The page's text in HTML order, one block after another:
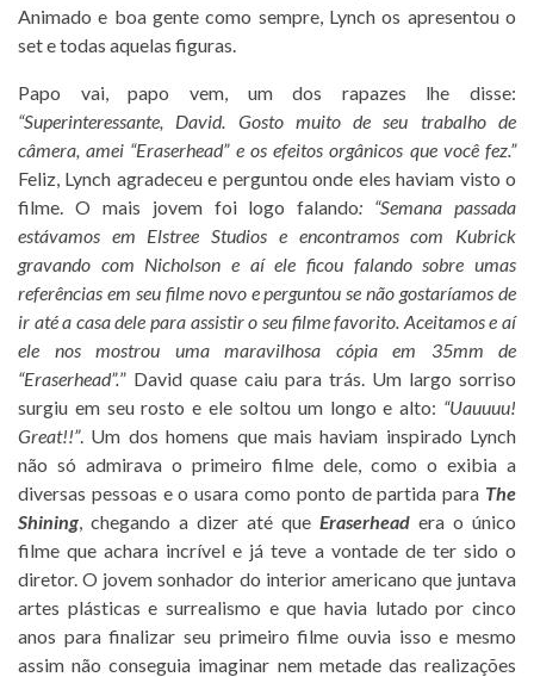
Animado e boa gente como sempre, Lynch os apresentou o
set e todas aquelas figuras.
Papo vai, papo vem, um dos rapazes lhe disse:
“Superinteressante, David. Gosto muito de seu trabalho de
câmera, amei “Eraserhead” e os efeitos orgânicos que você fez.”
Feliz, Lynch agradeceu e perguntou onde eles haviam visto o
filme. O mais jovem foi logo falando: “Semana passada
estávamos em Elstree Studios e encontramos com Kubrick
gravando com Nicholson e aí ele ficou falando sobre umas
referências em seu filme novo e perguntou se não gostaríamos de
ir até a casa dele para assistir o seu filme favorito. Aceitamos e aí
ele nos mostrou uma maravilhosa cópia em 35mm de
“Eraserhead”.” David quase caiu para trás. Um largo sorriso
surgiu em seu rosto e ele soltou um longo e alto: “Uauuuu!
Great!!”. Um dos homens que mais haviam inspirado Lynch
não só admirava o primeiro filme dele, como o exibia a
diversas pessoas e o usara como ponto de partida para The
Shining, chegando a dizer até que Eraserhead era o único
filme que achara incrível e já teve a vontade de ter sido o
diretor. O jovem sonhador do interior americano que juntava
artes plásticas e surrealismo e que havia lutado por cinco
anos para finalizar seu primeiro filme ouvia isso e mesmo
assim não conseguia imaginar nem metade das realizações